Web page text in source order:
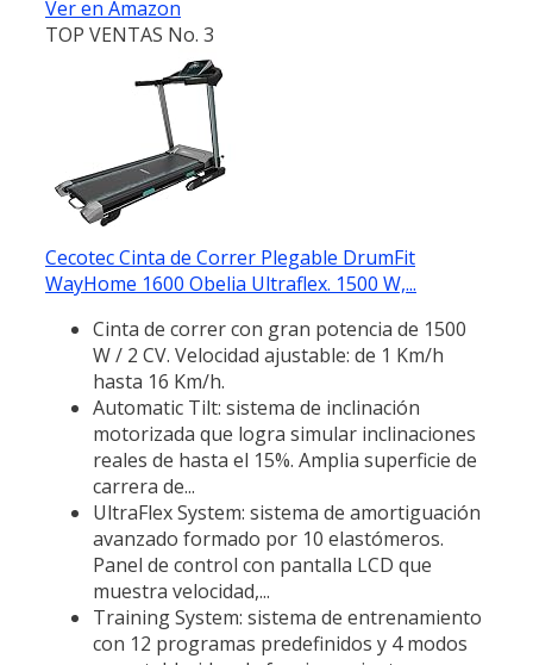
Ver en Amazon
TOP VENTAS No. 3
Cecotec Cinta de Correr Plegable DrumFit
WayHome 1600 Obelia Ultraflex. 1500 W,...
Cinta de correr con gran potencia de 1500
W / 2 CV. Velocidad ajustable: de 1 Km/h
hasta 16 Km/h.
Automatic Tilt: sistema de inclinación
motorizada que logra simular inclinaciones
reales de hasta el 15%. Amplia superficie de
carrera de...
UltraFlex System: sistema de amortiguación
avanzado formado por 10 elastómeros.
Panel de control con pantalla LCD que
muestra velocidad,...
Training System: sistema de entrenamiento
con 12 programas predefinidos y 4 modos